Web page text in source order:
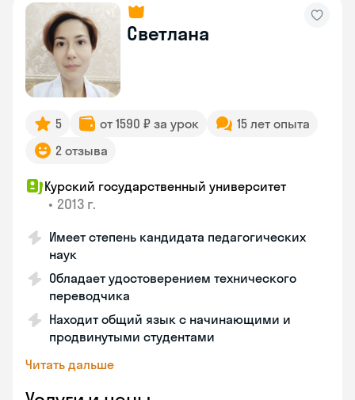
Светлана
5 от 1590 ₽ за урок
15 лет опыта
2 отзыва
Курский государственный университет
• 2013 г.
Имеет степень кандидата педагогических
наук
Обладает удостоверением технического
переводчика
Находит общий язык с начинающими и
продвинутыми студентами
Читать дальше